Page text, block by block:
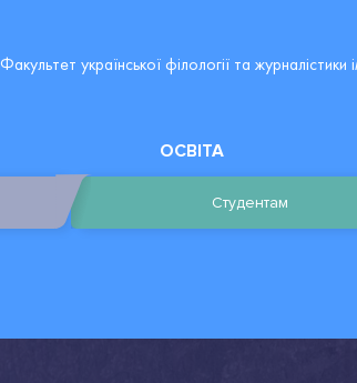
Факультет української філології та
ОСВІТА
Студентам